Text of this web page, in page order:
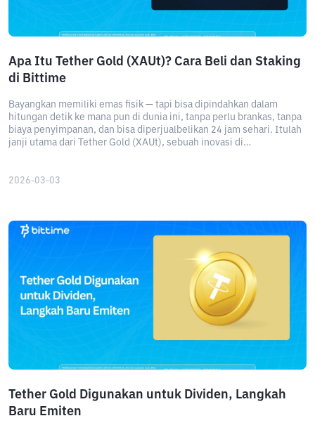
Apa Itu Tether Gold (XAUt)? Cara Beli dan Staking
di Bittime
Bayangkan memiliki emas fisik — tapi bisa dipindahkan dalam
hitungan detik ke mana pun di dunia ini, tanpa perlu brankas, tanpa
biaya penyimpanan, dan bisa diperjualbelikan 24 jam sehari. Itulah
janji utama dari Tether Gold (XAUt), sebuah inovasi di
2026-03-03
Tether Gold Digunakan untuk Dividen, Langkah
Baru Emiten